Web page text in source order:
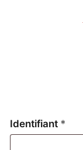
Identifiant *